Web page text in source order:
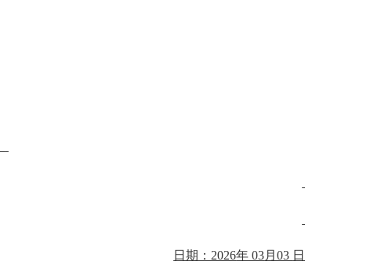
日期： 2026年 03月03 日